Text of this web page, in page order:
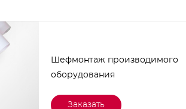
Шефмонтаж производимого
оборудования
Заказать